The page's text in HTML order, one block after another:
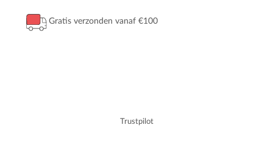
Gratis verzonden vanaf €100
Trustpilot